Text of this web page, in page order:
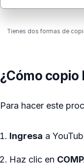
Tienes dos formas de
¿Cómo copio
Para hacer este
Ingresa a
Haz clic en